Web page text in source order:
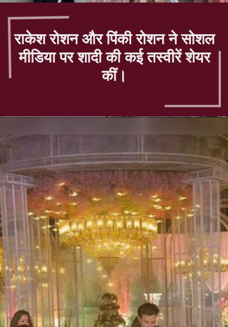
राकेश रोशन और पिंकी रोशन ने सोशल
मीडिया पर शादी की कई तस्वीरें शेयर
कीं।